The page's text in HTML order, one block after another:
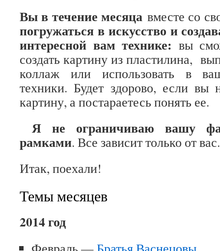
Вы в течение месяцавместе со
погружаться в искусство и
интересной вам технике: вы
создать картину из пластилина,
коллаж или использовать в
техники. Будет здорово, если вы
картину, а постараетесь понять ее.
Я не ограничиваю вашу
рамками. Все зависит только от вас.
Итак, поехали!
Темы месяцев
2014 год